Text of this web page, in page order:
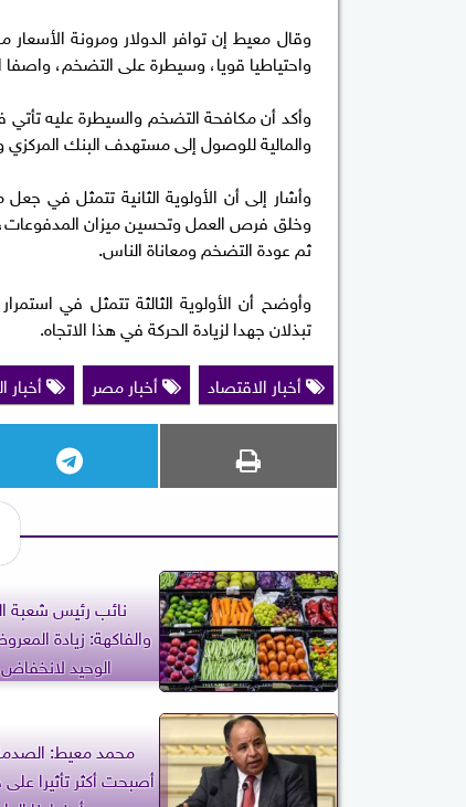
وقال معيط إن توافر الدولار ومرونة
واحتياطيا قويا، وسيطرة على التضخم،
وأكد أن مكافحة التضخم والسيطرة عليه
والمالية للوصول إلى مستهدف البنك المركزي والدولة
وأشار إلى أن الأولوية الثانية تتمثل في
وخلق فرص العمل وتحسين ميزان
ثم عودة التضخم ومعاناة الناس.
وأوضح أن الأولوية الثالثة تتمثل في
تبذلان جهدا لزيادة الحركة في هذا الاتجاه.
أخبار الاقتصاد
أخبار مصر أخبار
نائب رئيس شعبة
والفاكهة: زيادة
الوحيد
محمد معيط:
أصبحت أكثر تأثيرا